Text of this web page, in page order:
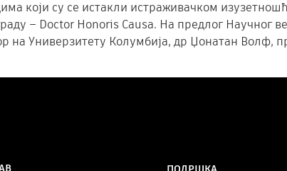
који су се истакли истраживачком
– Doctor Honoris Causa. На предлог Научног
на Универзитету Колумбија, др Џонатан